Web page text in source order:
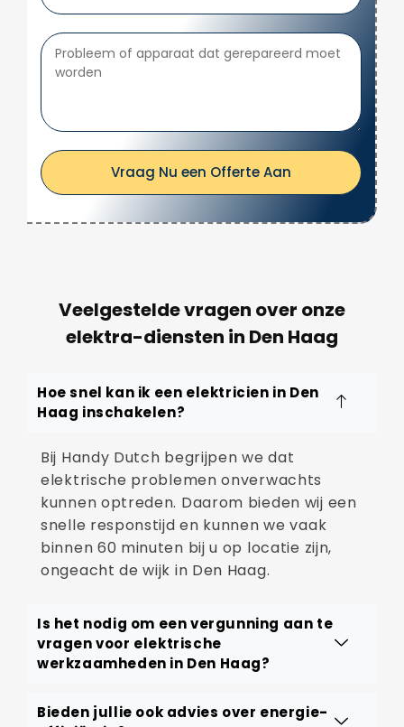
Vraag Nu een Offerte Aan
Veelgestelde vragen over onze
elektra-diensten in Den Haag
Hoe snel kan ik een elektricien in Den
Haag inschakelen?
Bij Handy Dutch begrijpen we dat
elektrische problemen onverwachts
kunnen optreden. Daarom bieden wij een
snelle responstijd en kunnen we vaak
binnen 60 minuten bij u op locatie zijn,
ongeacht de wijk in Den Haag.
Is het nodig om een vergunning aan te
vragen voor elektrische
werkzaamheden in Den Haag?
Bieden jullie ook advies over energie-